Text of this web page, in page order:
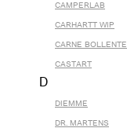
CAMPERLAB
CARHARTT WIP
CARNE BOLLENTE
CASTART
D
DIEMME
DR. MARTENS